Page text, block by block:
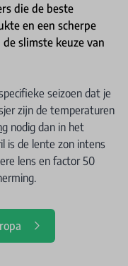
die de beste
en een scherpe
slimste keuze van
seizoen dat je
zijn de temperaturen
nodig dan in het
is de lente zon intens
lens en factor 50